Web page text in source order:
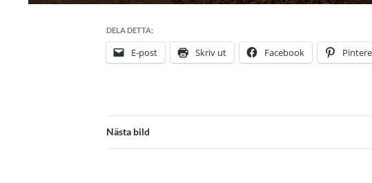
DELA DETTA:
E-post Skriv ut Facebook
Nästa bild